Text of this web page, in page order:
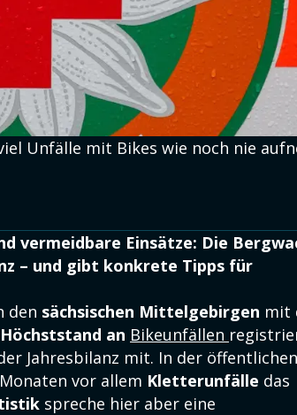
Unfälle mit Bikes wie noch nie
vermeidbare Einsätze: Die
– und gibt konkrete Tipps für
den sächsischen Mittelgebirgen mit
Höchststand an Bikeunfällen
Jahresbilanz mit. In der öffentlichen
vor allem Kletterunfälle das
spreche hier aber eine